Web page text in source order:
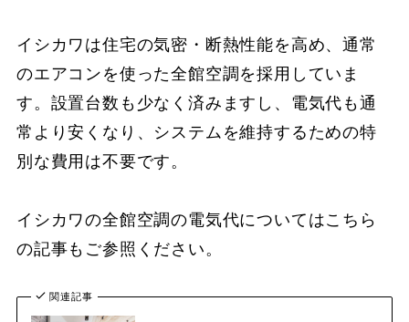
イシカワは住宅の気密・断熱性能を高め、通常
のエアコンを使った全館空調を採用していま
す。設置台数も少なく済みますし、電気代も通
常より安くなり、システムを維持するための特
別な費用は不要です。
イシカワの全館空調の電気代についてはこちら
の記事もご参照ください。
関連記事